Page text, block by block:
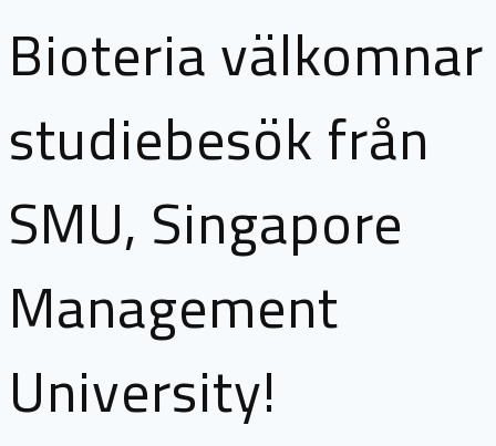
Bioteria välkomnar
studiebesök från
SMU, Singapore
Management
University!